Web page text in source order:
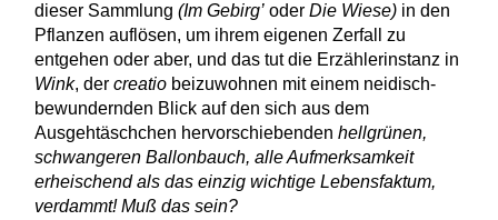
dieser Sammlung(Im Gebirg’ oderDie Wiese) in den
Pflanzen auflösen, um ihrem eigenen Zerfall zu
entgehen oder aber, und das tut die Erzählerinstanz in
Wink, dercreatio beizuwohnen mit einem neidisch-
bewundernden Blick auf den sich aus dem
Ausgehtäschchen hervorschiebendenhellgrünen,
schwangeren Ballonbauch, alle Aufmerksamkeit
erheischend als das einzig wichtige Lebensfaktum,
verdammt! Muß das sein?